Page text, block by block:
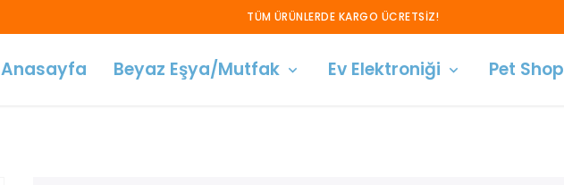
SATIŞLARIMIZ SADECE ANKARA İÇİ GEÇERLİDİR!
Anasayfa Beyaz Eşya/Mutfak Ev Elektroniği Pet Shop